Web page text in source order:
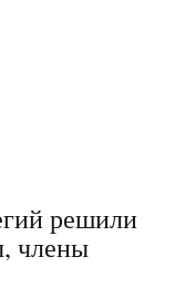
решили
члены